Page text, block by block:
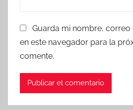
Guarda mi nombre,
en este navegador para la
comente.